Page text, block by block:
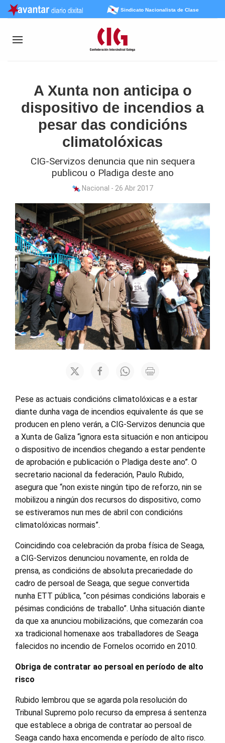
Sindicato Nacionalista de Clase
A Xunta non anticipa o
dispositivo de incendios a
pesar das condicións
climatolóxicas
CIG-Servizos denuncia que nin sequera
publicou o Pladiga deste ano
Nacional - 26 Abr 2017
Pese as actuais condicións climatolóxicas e a estar
diante dunha vaga de incendios equivalente ás que se
producen en pleno verán, a CIG-Servizos denuncia que
a Xunta de Galiza “ignora esta situación e non anticipou
o dispositivo de incendios chegando a estar pendente
de aprobación e publicación o Pladiga deste ano”. O
secretario nacional da federación, Paulo Rubido,
asegura que “non existe ningún tipo de reforzo, nin se
mobilizou a ningún dos recursos do dispositivo, como
se estiveramos nun mes de abril con condicións
climatolóxicas normais”.
Coincidindo coa celebración da proba física de Seaga,
a CIG-Servizos denunciou novamente, en rolda de
prensa, as condicións de absoluta precariedade do
cadro de persoal de Seaga, que segue convertida
nunha ETT pública, “con pésimas condicións laborais e
pésimas condicións de traballo”. Unha situación diante
da que xa anunciou mobilizacións, que comezarán coa
xa tradicional homenaxe aos traballadores de Seaga
falecidos no incendio de Fornelos ocorrido en 2010.
Obriga de contratar ao persoal en período de alto
risco
Rubido lembrou que se agarda pola resolución do
Tribunal Supremo polo recurso da empresa á sentenza
que establece a obriga de contratar ao persoal de
Seaga cando haxa encomenda e período de alto risco.